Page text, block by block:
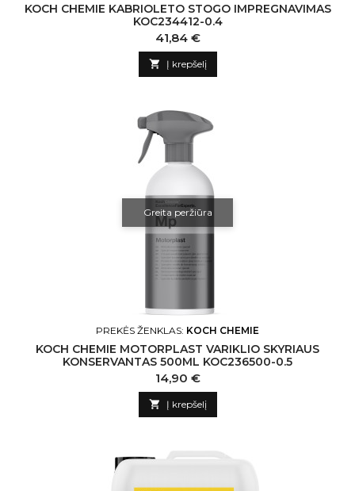
KOCH CHEMIE KABRIOLETO STOGO IMPREGNAVIMAS
KOC234412-0.4
Kaina
41,84 €
 Į krepšelį
Greita peržiūra
PREKĖS ŽENKLAS: KOCH CHEMIE
KOCH CHEMIE MOTORPLAST VARIKLIO SKYRIAUS
KONSERVANTAS 500ML KOC236500-0.5
Kaina
14,90 €
 Į krepšelį